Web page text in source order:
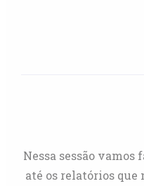
Nessa sessão vamos
até os relatórios